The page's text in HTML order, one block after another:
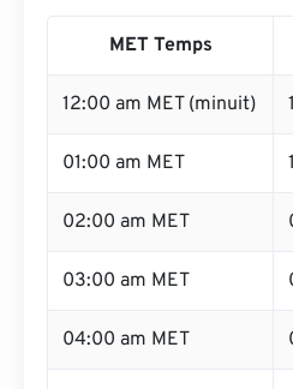
MET Temps
12:00 am MET (minuit)
01:00 am MET
02:00 am MET
03:00 am MET
04:00 am MET